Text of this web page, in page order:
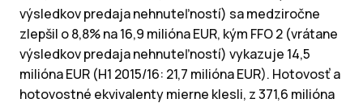
výsledkov predaja nehnuteľností) sa medziročne
zlepšil o 8,8% na 16,9 milióna EUR, kým FFO 2 (vrátane
výsledkov predaja nehnuteľností) vykazuje 14,5
milióna EUR (H1 2015/16: 21,7 milióna EUR). Hotovosť a
hotovostné ekvivalenty mierne klesli, z 371,6 milióna